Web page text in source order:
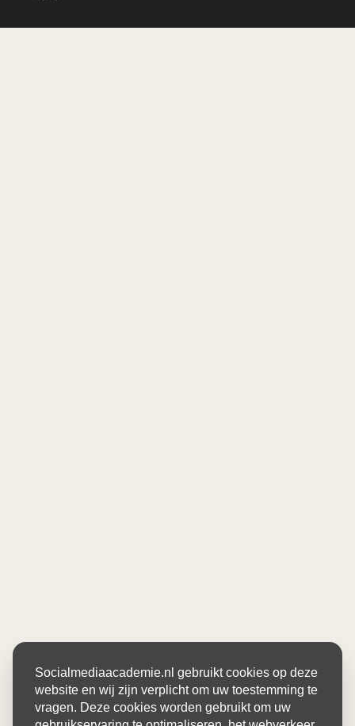
Socialmediaacademie.nl gebruikt cookies op deze
website en wij zijn verplicht om uw toestemming te
vragen. Deze cookies worden gebruikt om uw